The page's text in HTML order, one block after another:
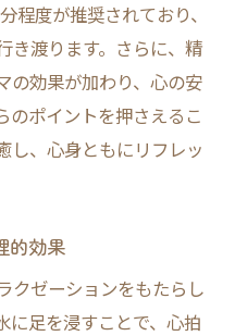
程度が推奨されており、
き渡ります。さらに、精
の効果が加わり、心の安
のポイントを押さえるこ
し、心身ともにリフレッ
的効果
クゼーションをもたらし
に足を浸すことで、心拍